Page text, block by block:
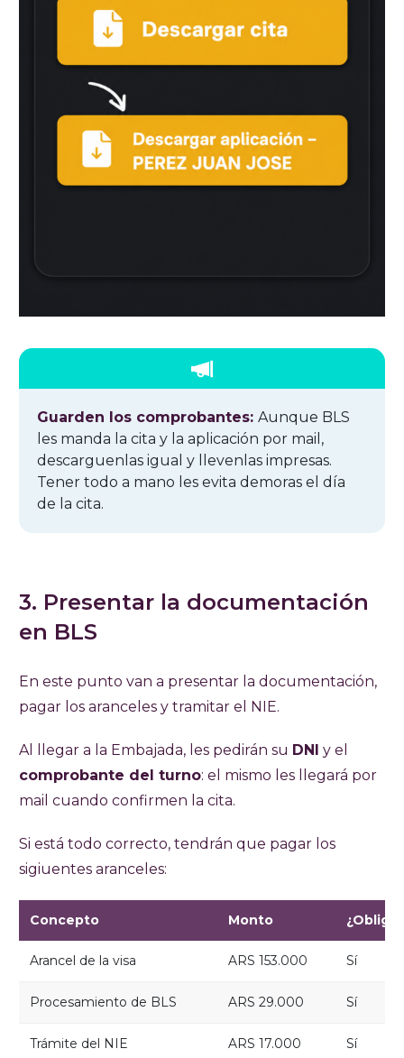
Guarden los comprobantes: Aunque BLS
les manda la cita y la aplicación por mail,
descarguenlas igual y llevenlas impresas.
Tener todo a mano les evita demoras el día
de la cita.
3. Presentar la documentación
en BLS
En este punto van a presentar la documentación,
pagar los aranceles y tramitar el NIE.
Al llegar a la Embajada, les pedirán su DNI
y el
comprobante del turno: el mismo les llegará por
mail cuando confirmen la cita.
Si está todo correcto, tendrán que pagar los
sigiuentes aranceles:
Concepto Monto
Arancel de la visa ARS 153.000 Sí
Procesamiento de BLS ARS 29.000 Sí
Trámite del NIE ARS 17.000 Sí